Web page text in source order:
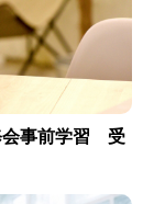
会事前学習 受